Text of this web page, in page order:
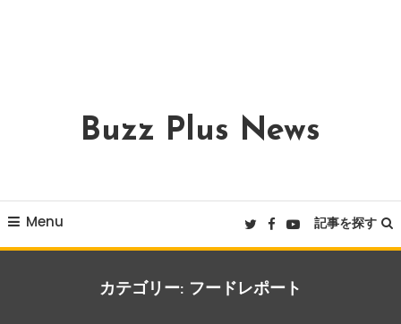
Buzz Plus News
Menu 記事を探す
カテゴリー: フードレポート